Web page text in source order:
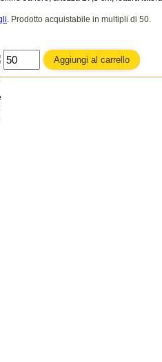
. Prodotto acquistabile in multipli di 50.